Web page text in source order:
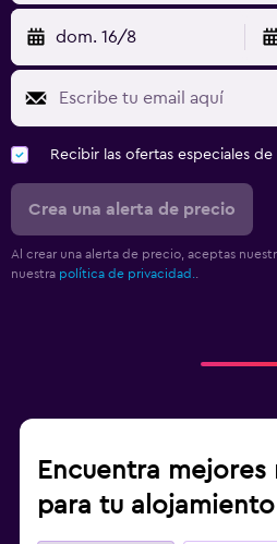
dom. 16/8
Recibir las ofertas especiales
Crea una alerta de precio
Al crear una alerta de precio, aceptas
nuestra política de privacidad.
Encuentra mejores
para tu